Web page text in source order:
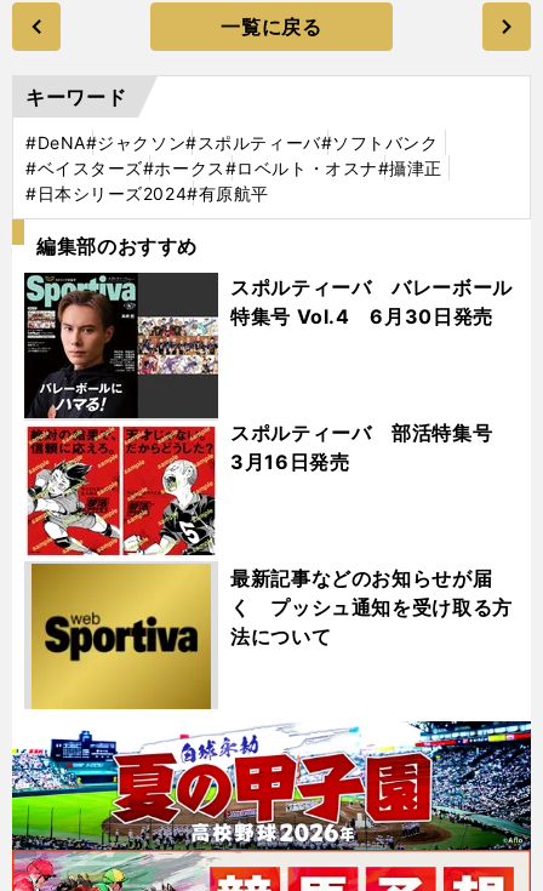
一覧に戻る
キーワード
#DeNA#ジャクソン#スポルティーバ#ソフトバンク
#ベイスターズ#ホークス#ロベルト・オスナ#攝津正
#日本シリーズ2024#有原航平
編集部のおすすめ
スポルティーバ バレーボール
特集号 Vol.4 6月30日発売
スポルティーバ 部活特集号
3月16日発売
最新記事などのお知らせが届
く プッシュ通知を受け取る方
法について